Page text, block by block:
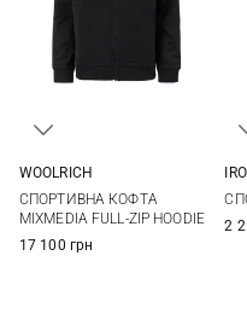
3XL
WOOLRICH
СПОРТИВНА КОФТА
MIXMEDIA FULL-ZIP HOODIE
17 100 грн
2